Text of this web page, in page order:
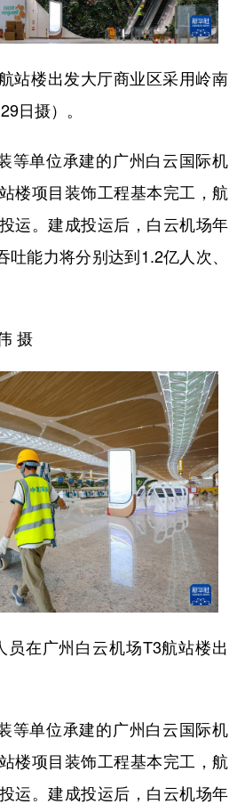
站楼出发大厅商业区采用岭南
日摄）。
等单位承建的广州白云国际机
楼项目装饰工程基本完工，航
运。建成投运后，白云机场年
能力将分别达到1.2亿人次、
摄
员在广州白云机场T3航站楼出
等单位承建的广州白云国际机
楼项目装饰工程基本完工，航
运。建成投运后，白云机场年